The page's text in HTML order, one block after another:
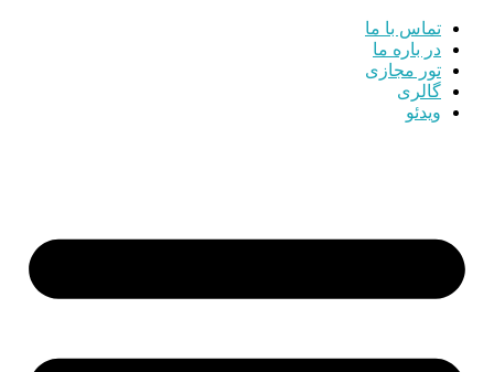
تماس با ما
در باره ما
تور مجازی
گالری
ویدئو